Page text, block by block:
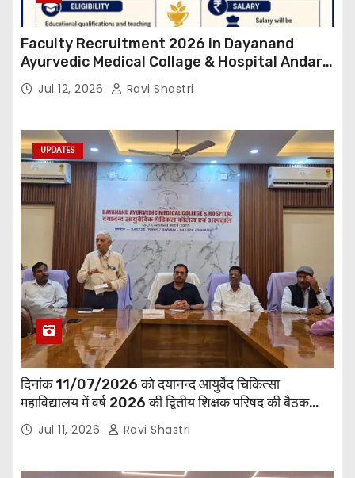
Faculty Recruitment 2026 in Dayanand
Ayurvedic Medical Collage & Hospital Andar
Road ,Siwan
Jul 12, 2026 Ravi Shastri
UPDATES
दिनांक 11/07/2026 को दयानन्द आयुर्वेद चिकित्सा
महाविद्यालय में वर्ष 2026 की द्वितीय शिक्षक परिषद की बैठक
प्राचार्य की अध्यक्षता में हुई। बैठक मे महाविद्यालय सभी
विभागाध्यक्ष एवं शिक्षक सम्मिलित हुए।
Jul 11, 2026 Ravi Shastri